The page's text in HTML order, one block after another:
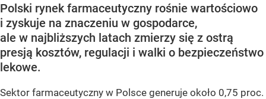
Polski rynek farmaceutyczny rośnie wartościowo
i zyskuje na znaczeniu w gospodarce,
ale w najbliższych latach zmierzy się z ostrą
presją kosztów, regulacji i walki o bezpieczeństwo
lekowe.
Sektor farmaceutyczny w Polsce generuje około 0,75 proc.